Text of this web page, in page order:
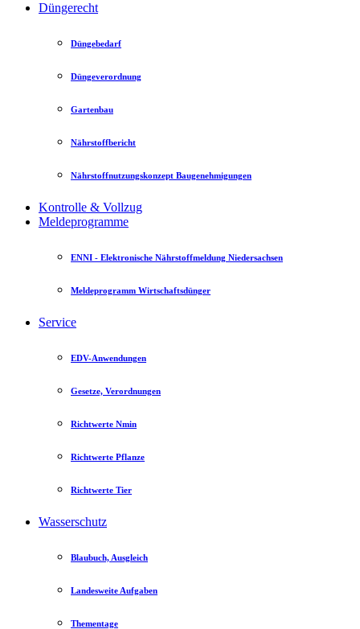
Düngerecht
Düngebedarf
Düngeverordnung
Gartenbau
Nährstoffbericht
Nährstoffnutzungskonzept Baugenehmigungen
Kontrolle & Vollzug
Meldeprogramme
ENNI - Elektronische Nährstoffmeldung Niedersachsen
Meldeprogramm Wirtschaftsdünger
Service
EDV-Anwendungen
Gesetze, Verordnungen
Richtwerte Nmin
Richtwerte Pflanze
Richtwerte Tier
Wasserschutz
Blaubuch, Ausgleich
Landesweite Aufgaben
Thementage